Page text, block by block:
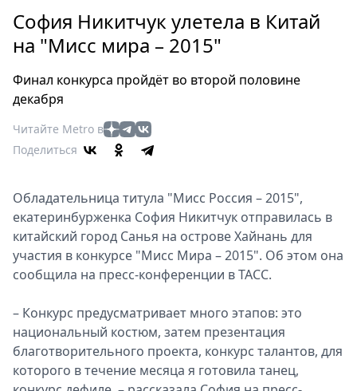
Россия
Мир
Еда
Мода
Театр
Афиша
Книги
Выставки
Пресс-
О
Metro
Стримы
Спецпроекты
София Никитчук улетела в Китай
на "Мисс мира – 2015"
Финал конкурса пройдёт во второй половине
декабря
Читайте Metro в
Поделиться
Обладательница титула "Мисс Россия – 2015",
екатеринбурженка София Никитчук отправилась в
китайский город Санья на острове Хайнань для
участия в конкурсе "Мисс Мира – 2015". Об этом она
сообщила на пресс-конференции в ТАСС.
– Конкурс предусматривает много этапов: это
национальный костюм, затем презентация
благотворительного проекта, конкурс талантов, для
которого в течение месяца я готовила танец,